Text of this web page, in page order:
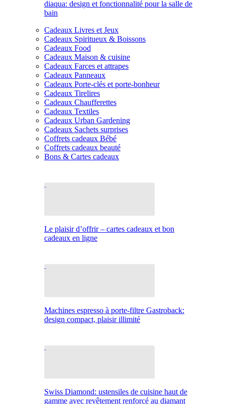
diaqua: design et fonctionnalité pour la salle de
bain
Cadeaux Livres et Jeux
Cadeaux Spiritueux & Boissons
Cadeaux Food
Cadeaux Maison & cuisine
Cadeaux Farces et attrapes
Cadeaux Panneaux
Cadeaux Porte-clés et porte-bonheur
Cadeaux Tirelires
Cadeaux Chaufferettes
Cadeaux Textiles
Cadeaux Urban Gardening
Cadeaux Sachets surprises
Coffrets cadeaux Bébé
Coffrets cadeaux beauté
Bons & Cartes cadeaux
Le plaisir d’offrir – cartes cadeaux et bon
cadeaux en ligne
Machines espresso à porte-filtre Gastroback:
design compact, plaisir illimité
Swiss Diamond: ustensiles de cuisine haut de
gamme avec revêtement renforcé au diamant